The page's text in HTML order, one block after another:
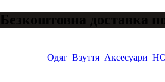
Безкоштовна доставка
Одяг Взуття Аксесуари